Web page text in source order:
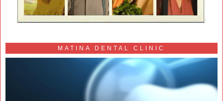
MATINA DENTAL CLINIC